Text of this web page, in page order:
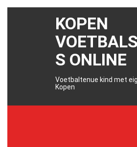
KOPEN
S ONLINE
Voetbaltenue kind met
Kopen